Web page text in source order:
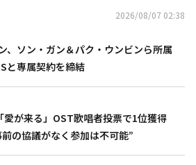
2026/08/07 02:38
、ソン・ガン＆パク・ウンビンら所属
と専属契約を締結
愛が来る」OST歌唱者投票で1位獲得
の協議がなく参加は不可能”